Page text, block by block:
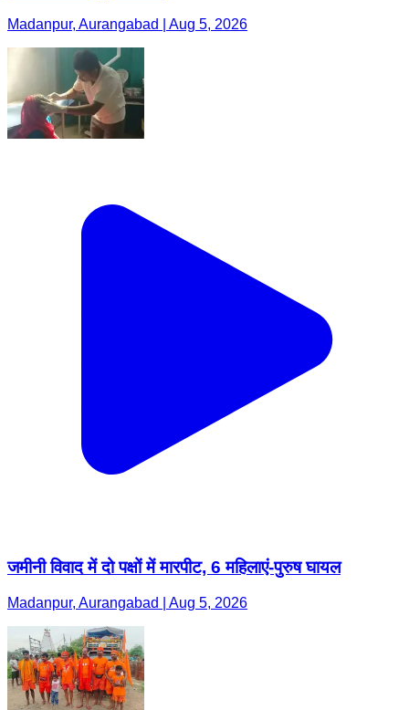
Madanpur, Aurangabad | Aug 5, 2026
जमीनी विवाद में दो पक्षों में मारपीट, 6 महिलाएं-पुरुष घायल
Madanpur, Aurangabad | Aug 5, 2026